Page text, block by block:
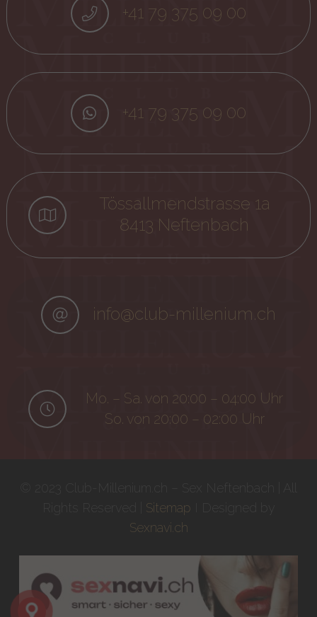
+41 79 375 09 00
+41 79 375 09 00
Tössallmendstrasse 1a
8413 Neftenbach
info@club-millenium.ch
Mo. – Sa. von 20:00 – 04:00 Uhr
So. von 20:00 – 02:00 Uhr
Sitemap
Sexnavi.ch